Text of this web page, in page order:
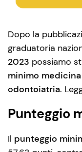
Dopo la
graduatoria
2023 possiamo
minimo
odontoiatria.
Punteggio
Il punteggio